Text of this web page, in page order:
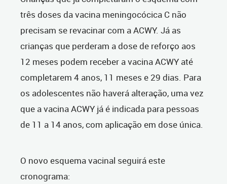
três doses da vacina meningocócica C não
precisam se revacinar com a ACWY. Já as
crianças que perderam a dose de reforço aos
12 meses podem receber a vacina ACWY até
completarem 4 anos, 11 meses e 29 dias. Para
os adolescentes não haverá alteração, uma vez
que a vacina ACWY já é indicada para pessoas
de 11 a 14 anos, com aplicação em dose única.
O novo esquema vacinal seguirá este
cronograma: